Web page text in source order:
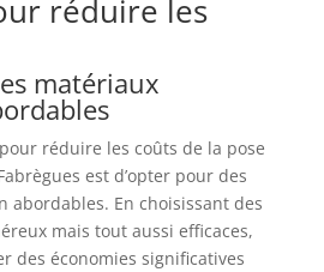
réduire les
matériaux
réduire les coûts de la pose
est d’opter pour des
abordables. En choisissant des
mais tout aussi efficaces,
des économies significatives